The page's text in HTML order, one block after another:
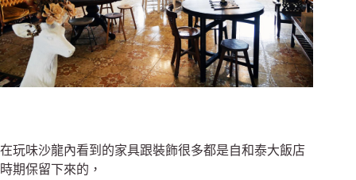
在玩味沙龍內看到的家具跟裝飾很多都是自和泰大飯店
時期保留下來的，